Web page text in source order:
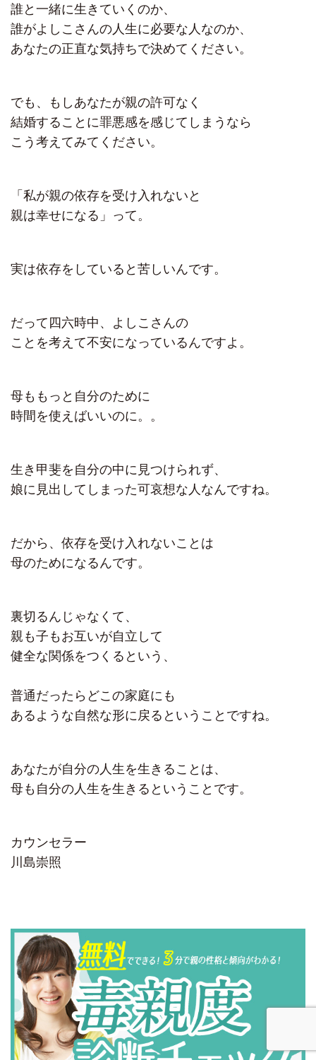
誰と一緒に生きていくのか、
誰がよしこさんの人生に必要な人なのか、
あなたの正直な気持ちで決めてください。
でも、もしあなたが親の許可なく
結婚することに罪悪感を感じてしまうなら
こう考えてみてください。
「私が親の依存を受け入れないと
親は幸せになる」って。
実は依存をしていると苦しいんです。
だって四六時中、よしこさんの
ことを考えて不安になっているんですよ。
母ももっと自分のために
時間を使えばいいのに。。
生き甲斐を自分の中に見つけられず、
娘に見出してしまった可哀想な人なんですね。
だから、依存を受け入れないことは
母のためになるんです。
裏切るんじゃなくて、
親も子もお互いが自立して
健全な関係をつくるという、
普通だったらどこの家庭にも
あるような自然な形に戻るということですね。
あなたが自分の人生を生きることは、
母も自分の人生を生きるということです。
カウンセラー
川島崇照